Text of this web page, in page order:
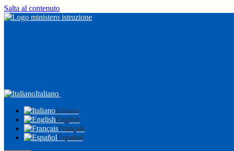
Salta al contenuto
Italiano
Italiano
English
Français
Español